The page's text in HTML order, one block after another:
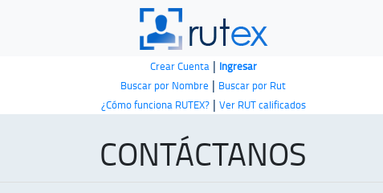
Crear Cuenta| Ingresar
Buscar por Nombre | Buscar por Rut
¿Cómo funciona RUTEX?| Ver RUT calificados
CONTÁCTANOS